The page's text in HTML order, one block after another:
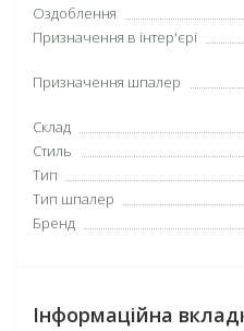
Оздоблення
Призначення в інтер'єрі
Призначення шпалер
Склад
Стиль
Тип
Тип шпалер
Бренд
Інформаційна